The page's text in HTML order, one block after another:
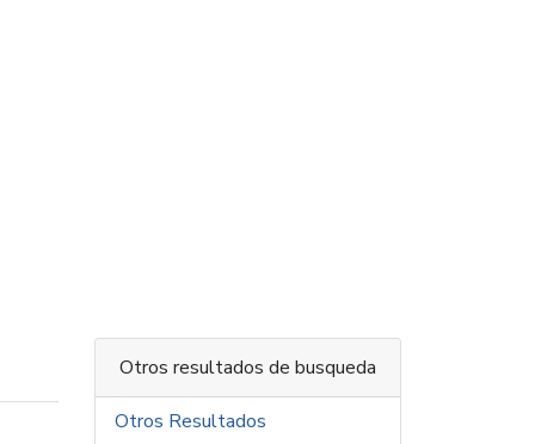
Otros resultados de busqueda
Otros Resultados